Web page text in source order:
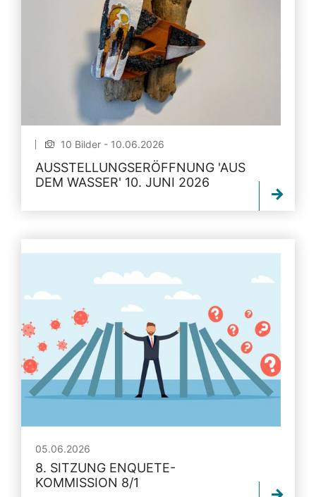
10 Bilder - 10.06.2026
AUSSTELLUNGSERÖFFNUNG 'AUS
DEM WASSER' 10. JUNI 2026
05.06.2026
8. SITZUNG ENQUETE-
KOMMISSION 8/1